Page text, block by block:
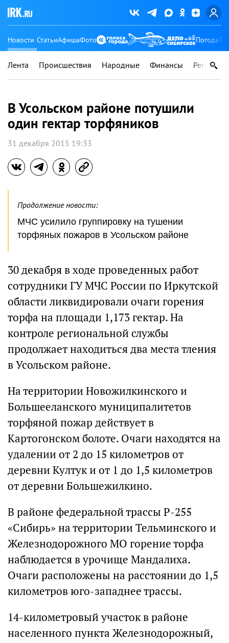
Новости СтатьиАфишаФото Погода
Лента Происшествия Народные Финансы Регионы
В Усольском районе потушили
один гектар торфяников
31 декабря 2015 19:33
Продолжение новости:
МЧС усилило группировку на тушении
торфяных пожаров в Усольском районе
30 декабря в ходе проведенных работ
сотрудники ГУ МЧС России по Иркутской
области ликвидировали очаги горения
торфа на площади 1,173 гектар. На
контроле региональной службы
продолжает находиться два места тления
в Усольском районе.
На территории Новожилкинского и
Большееланского муниципалитетов
торфяной пожар действует в
Картогонском болоте. Очаги находятся на
удалении от 2 до 15 километров от
деревни Култук и от 1 до 1,5 километров
от деревни Большежилкино.
В районе федеральной трассы Р-255
«Сибирь» на территории Тельминского и
Железнодорожного МО горение торфа
наблюдается в урочище Мандалиха.
Очаги расположены на расстоянии до 1,5
километров юго-западнее трассы.
14-километровый участок в районе
населенного пункта Железнодорожный,